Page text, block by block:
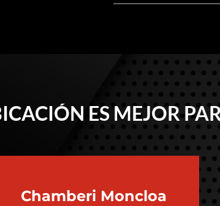
ES MEJOR
Chamberi Moncloa